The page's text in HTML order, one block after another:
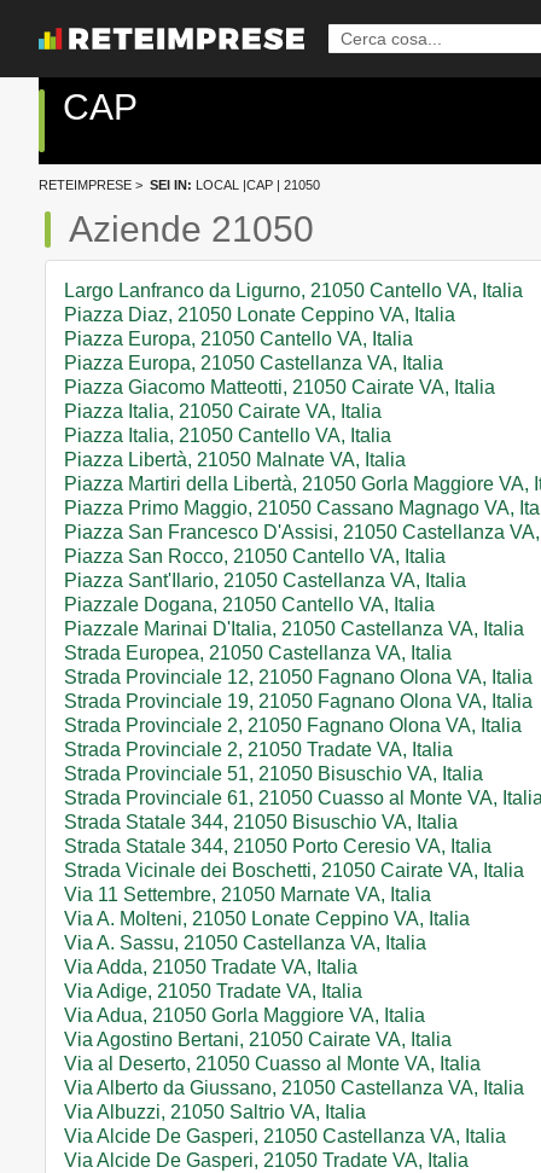
CAP
RETEIMPRESE > SEI IN: LOCAL |CAP | 21050
Aziende 21050
Largo Lanfranco da Ligurno, 21050 Cantello VA, Italia
Piazza Diaz, 21050 Lonate Ceppino VA, Italia
Piazza Europa, 21050 Cantello VA, Italia
Piazza Europa, 21050 Castellanza VA, Italia
Piazza Giacomo Matteotti, 21050 Cairate VA, Italia
Piazza Italia, 21050 Cairate VA, Italia
Piazza Italia, 21050 Cantello VA, Italia
Piazza Libertà, 21050 Malnate VA, Italia
Piazza Martiri della Libertà, 21050 Gorla Maggiore VA,
Piazza Primo Maggio, 21050 Cassano Magnago VA,
Piazza San Francesco D'Assisi, 21050 Castellanza
Piazza San Rocco, 21050 Cantello VA, Italia
Piazza Sant'Ilario, 21050 Castellanza VA, Italia
Piazzale Dogana, 21050 Cantello VA, Italia
Piazzale Marinai D'Italia, 21050 Castellanza VA, Italia
Strada Europea, 21050 Castellanza VA, Italia
Strada Provinciale 12, 21050 Fagnano Olona VA, Italia
Strada Provinciale 19, 21050 Fagnano Olona VA, Italia
Strada Provinciale 2, 21050 Fagnano Olona VA, Italia
Strada Provinciale 2, 21050 Tradate VA, Italia
Strada Provinciale 51, 21050 Bisuschio VA, Italia
Strada Provinciale 61, 21050 Cuasso al Monte VA,
Strada Statale 344, 21050 Bisuschio VA, Italia
Strada Statale 344, 21050 Porto Ceresio VA, Italia
Strada Vicinale dei Boschetti, 21050 Cairate VA, Italia
Via 11 Settembre, 21050 Marnate VA, Italia
Via A. Molteni, 21050 Lonate Ceppino VA, Italia
Via A. Sassu, 21050 Castellanza VA, Italia
Via Adda, 21050 Tradate VA, Italia
Via Adige, 21050 Tradate VA, Italia
Via Adua, 21050 Gorla Maggiore VA, Italia
Via Agostino Bertani, 21050 Cairate VA, Italia
Via al Deserto, 21050 Cuasso al Monte VA, Italia
Via Alberto da Giussano, 21050 Castellanza VA, Italia
Via Albuzzi, 21050 Saltrio VA, Italia
Via Alcide De Gasperi, 21050 Castellanza VA, Italia
Via Alcide De Gasperi, 21050 Tradate VA, Italia